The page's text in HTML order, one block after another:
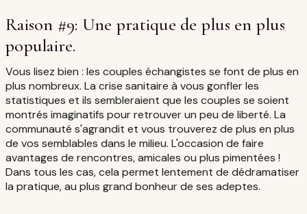
Raison #9: Une pratique de plus en plus
populaire.
Vous lisez bien : les couples échangistes se font de plus en
plus nombreux. La crise sanitaire à vous gonfler les
statistiques et ils sembleraient que les couples se soient
montrés imaginatifs pour retrouver un peu de liberté. La
communauté s'agrandit et vous trouverez de plus en plus
de vos semblables dans le milieu. L'occasion de faire
avantages de rencontres, amicales ou plus pimentées !
Dans tous les cas, cela permet lentement de dédramatiser
la pratique, au plus grand bonheur de ses adeptes.